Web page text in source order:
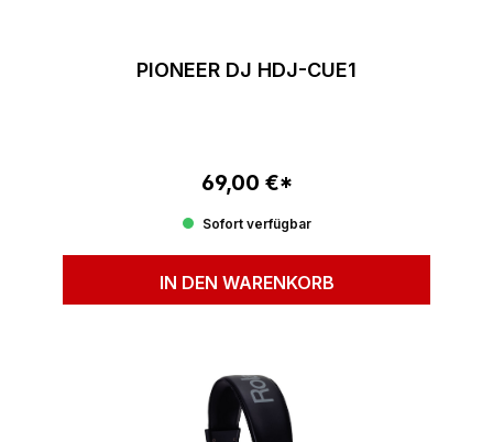
PIONEER DJ HDJ-CUE1
Regulärer Preis:
69,00 €*
Sofort verfügbar
IN DEN WARENKORB